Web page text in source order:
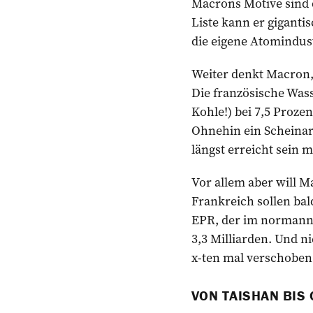
Liste kann er
die eigene
Weiter denkt
Die französische
Kohle!) bei 7,5
Ohnehin ein
längst erreicht sein
Vor allem aber will
Frankreich sollen
EPR, der im
3,3 Milliarden. Und
x-ten mal
VON TAISHAN BIS